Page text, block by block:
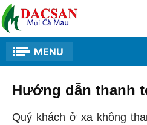
MENU
Hướng dẫn thanh
Quý khách ở xa không